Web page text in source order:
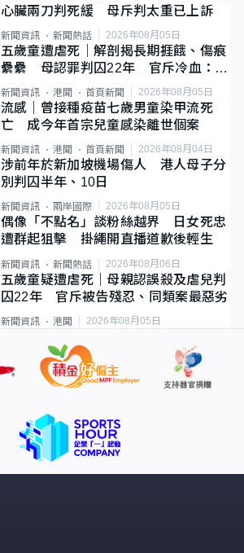
心臟兩刀判死緩 母斥判太重已上訴
新聞資訊 新聞熱話 2026年08月05日
五歲童遭虐死｜解剖揭長期捱餓、傷痕
纍纍 母認罪判囚22年 官斥冷血：同
類案最惡劣
新聞資訊 港聞 首頁新聞 2026年08月05日
流感｜曾接種疫苗七歲男童染甲流死
亡 成今年首宗兒童感染離世個案
新聞資訊 港聞 首頁新聞 2026年08月04日
涉前年於新加坡機場傷人 港人母子分
別判囚半年、10日
新聞資訊 兩岸國際 2026年08月05日
偶像「不點名」談粉絲越界 日女死忠
遭群起狙擊 掛繩開直播道歉後輕生
新聞資訊 新聞熱話 2026年08月06日
五歲童疑遭虐死｜母親認誤殺及虐兒判
囚22年 官斥被告殘忍、同類案最惡劣
新聞資訊 港聞 2026年08月05日